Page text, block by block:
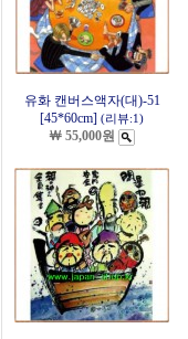
유화 캔버스액자(대)-51
[45*60cm] (리뷰:1)
￦ 55,000원